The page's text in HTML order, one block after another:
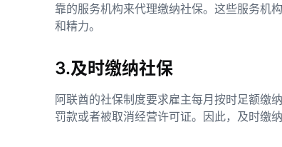
靠的服务机构来代理缴纳社保。这些服务机
和精力。
3.及时缴纳社保
阿联酋的社保制度要求雇主每月按时足额缴
罚款或者被取消经营许可证。因此，及时缴